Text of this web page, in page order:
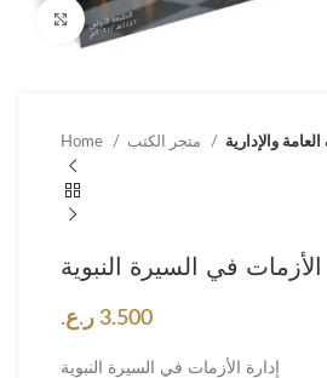
Click to enlarge
Home والإدارية
الأزمات في السيرة النبوية
3.500 ر.ع.
إدارة الأزمات في السيرة النبوية